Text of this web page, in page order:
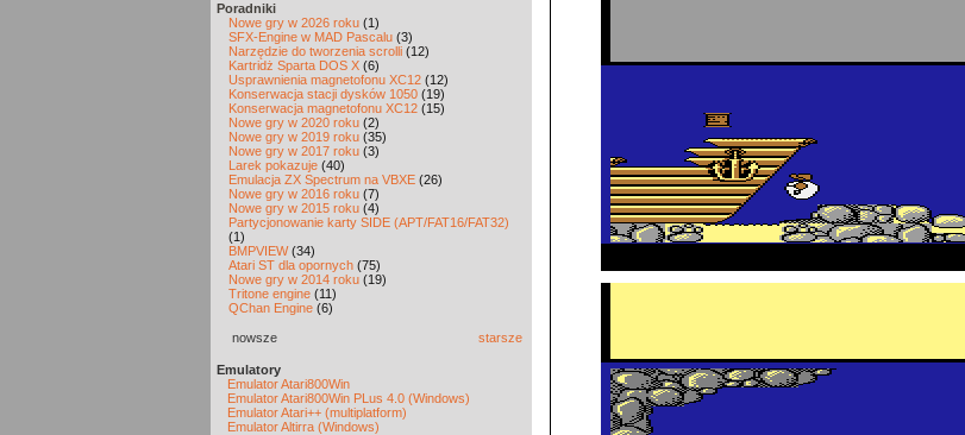
Poradniki
Nowe gry w 2026 roku (1)
SFX-Engine w MAD Pascalu (3)
Narzędzie do tworzenia scrolli (12)
Kartridż Sparta DOS X (6)
Usprawnienia magnetofonu XC12 (12)
Konserwacja stacji dysków 1050 (19)
Konserwacja magnetofonu XC12 (15)
Nowe gry w 2020 roku (2)
Nowe gry w 2019 roku (35)
Nowe gry w 2017 roku (3)
Larek pokazuje (40)
Emulacja ZX Spectrum na VBXE (26)
Nowe gry w 2016 roku (7)
Nowe gry w 2015 roku (4)
Partycjonowanie karty SIDE (APT/FAT16/FAT32)
(1)
BMPVIEW(34)
Atari ST dla opornych (75)
Nowe gry w 2014 roku (19)
Tritone engine (11)
QChan Engine (6)
nowsze starsze
Emulatory
Emulator Atari800Win
Emulator Atari800Win PLus 4.0 (Windows)
Emulator Atari++ (multiplatform)
Emulator Altirra (Windows)